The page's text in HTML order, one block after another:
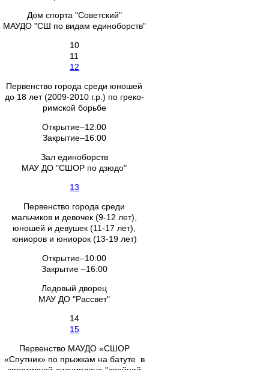
Дом спорта "Советский"
МАУДО "СШ по видам единоборств"
10
11
12
Первенство города среди юношей
до 18 лет (2009-2010 г.р.) по греко-
римской борьбе
Открытие–12:00
Закрытие–16:00
Зал единоборств
МАУ ДО "СШОР по дзюдо"
13
Первенство города среди
мальчиков и девочек (9-12 лет),
юношей и девушек (11-17 лет),
юниоров и юниорок (13-19 лет)
Открытие–10:00
Закрытие –16:00
Ледовый дворец
МАУ ДО "Рассвет"
14
15
Первенство МАУДО «СШОР
«Спутник» по прыжкам на батуте в